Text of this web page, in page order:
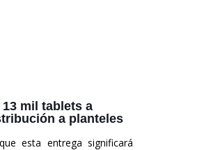
mil tablets a
a planteles
esta entrega significará